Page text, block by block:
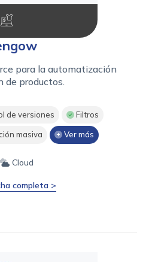
para la automatización
de productos.
de versiones Filtros
masiva Ver más
Cloud
completa >